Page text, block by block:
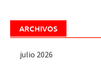
ARCHIVOS
julio 2026